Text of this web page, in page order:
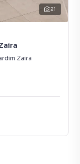
em produzir
o que aumenta
com um time de
uma central de
e
21
Zaira